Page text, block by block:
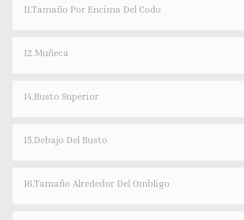
11.Tamaño Por Encima Del Codo
12.Muñeca
14.Busto Superior
15.Debajo Del Busto
16.Tamaño Alrededor Del Ombligo